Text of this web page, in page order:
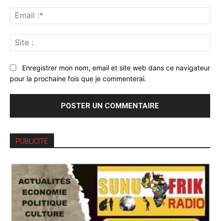
:*
:
Enregistrer mon nom, email et site web dans ce navigateur
pour la prochaine fois que je commenterai.
PUBLICITE